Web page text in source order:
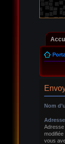
Nom
Adresse
modifiée
vous